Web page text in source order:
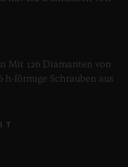
Mit 126 Diamanten von
h-förmige Schrauben aus